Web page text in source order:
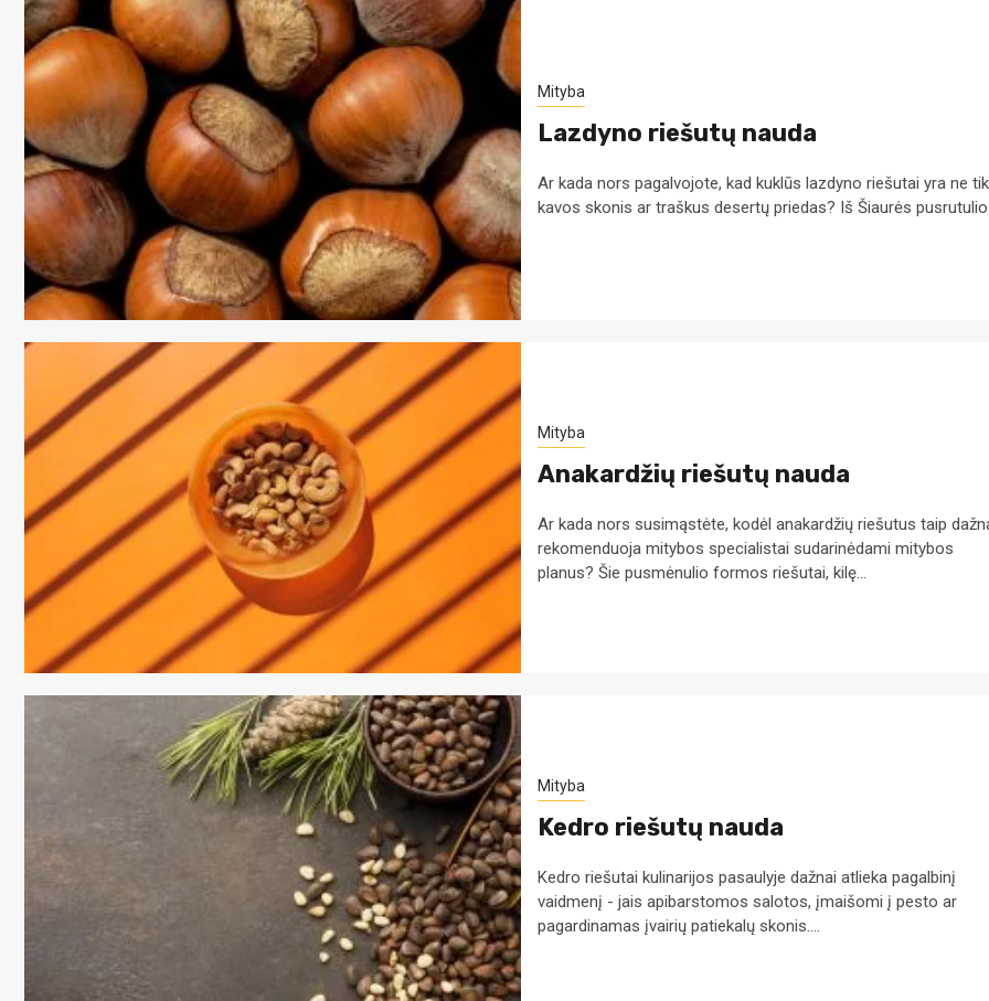
Mityba
Lazdyno riešutų nauda
Ar kada nors pagalvojote, kad kuklūs lazdyno riešutai yra ne tik
kavos skonis ar traškus desertų priedas? Iš Šiaurės
Mityba
Anakardžių riešutų nauda
Ar kada nors susimąstėte, kodėl anakardžių riešutus taip
rekomenduoja mitybos specialistai sudarinėdami mitybos
planus? Šie pusmėnulio formos riešutai, kilę...
Mityba
Kedro riešutų nauda
Kedro riešutai kulinarijos pasaulyje dažnai atlieka pagalbinį
vaidmenį - jais apibarstomos salotos, įmaišomi į pesto ar
pagardinamas įvairių patiekalų skonis....